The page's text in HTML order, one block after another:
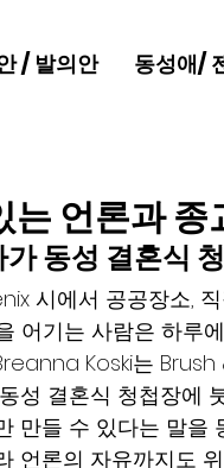
/ 발의안 동성애/
는 언론과 종
동성 결혼식
시에서 공공장소,
어기는 사람은 하루
Koski는
성 결혼식 청첩장에
만들 수 있다는 말을
언론의 자유까지도